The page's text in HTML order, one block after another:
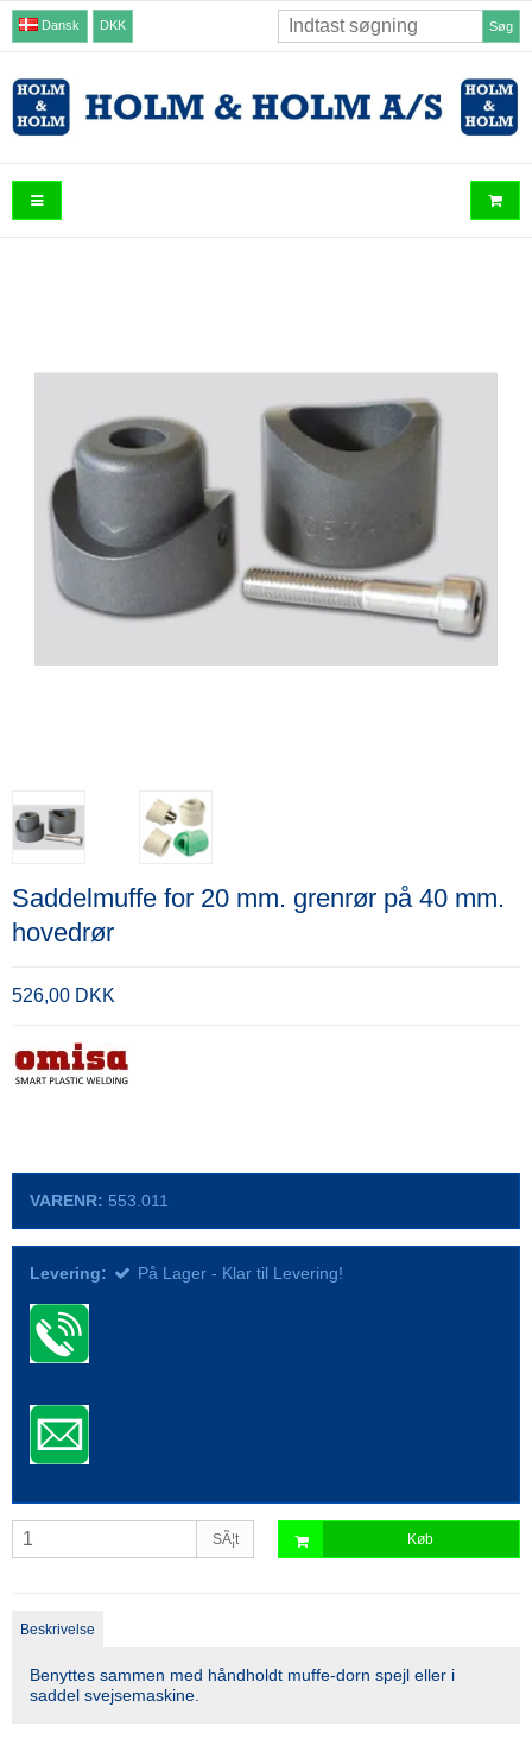
Dansk DKK Søg
Saddelmuffe for 20 mm. grenrør på 40 mm.
hovedrør
526,00 DKK
VARENR: 553.011
Levering: På Lager - Klar til Levering!
SÃ¦t Køb
Beskrivelse
Benyttes sammen med håndholdt muffe-dorn spejl eller i
saddel svejsemaskine.